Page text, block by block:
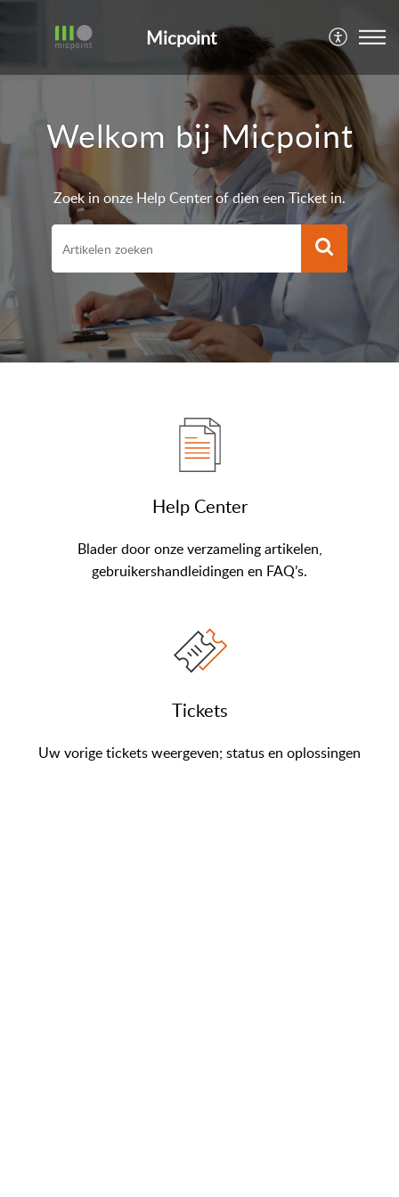
Micpoint
Welkom bij Micpoint
Zoek in onze Help Center of dien een Ticket in.
Help Center
Blader door onze verzameling artikelen,
gebruikershandleidingen en FAQ’s.
Tickets
Uw vorige tickets weergeven; status en oplossingen